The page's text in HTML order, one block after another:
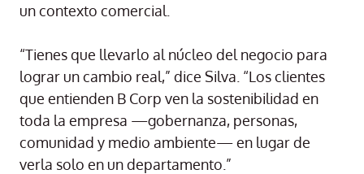
un contexto comercial.
“Tienes que llevarlo al núcleo del negocio para
lograr un cambio real,” dice Silva. “Los clientes
que entienden B Corp ven la sostenibilidad en
toda la empresa —gobernanza, personas,
comunidad y medio ambiente— en lugar de
verla solo en un departamento.”